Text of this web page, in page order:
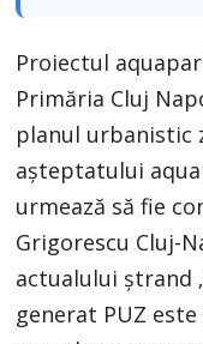
Proiectul
Primăria Cluj
planul urbanistic
așteptatului
urmează să fie
Grigorescu Cluj-
actualului ștrand
generat PUZ